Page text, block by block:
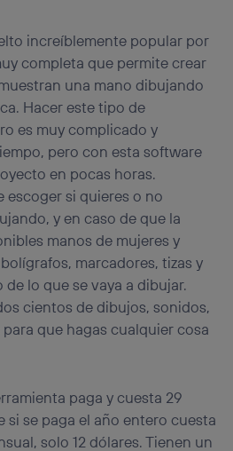
increíblemente popular por
completa que permite crear
una mano dibujando
Hacer este tipo de
es muy complicado y
pero con esta software
en pocas horas.
escoger si quieres o no
y en caso de que la
manos de mujeres y
marcadores, tizas y
lo que se vaya a dibujar.
cientos de dibujos, sonidos,
que hagas cualquier cosa
paga y cuesta 29
si se paga el año entero cuesta
solo 12 dólares. Tienen un